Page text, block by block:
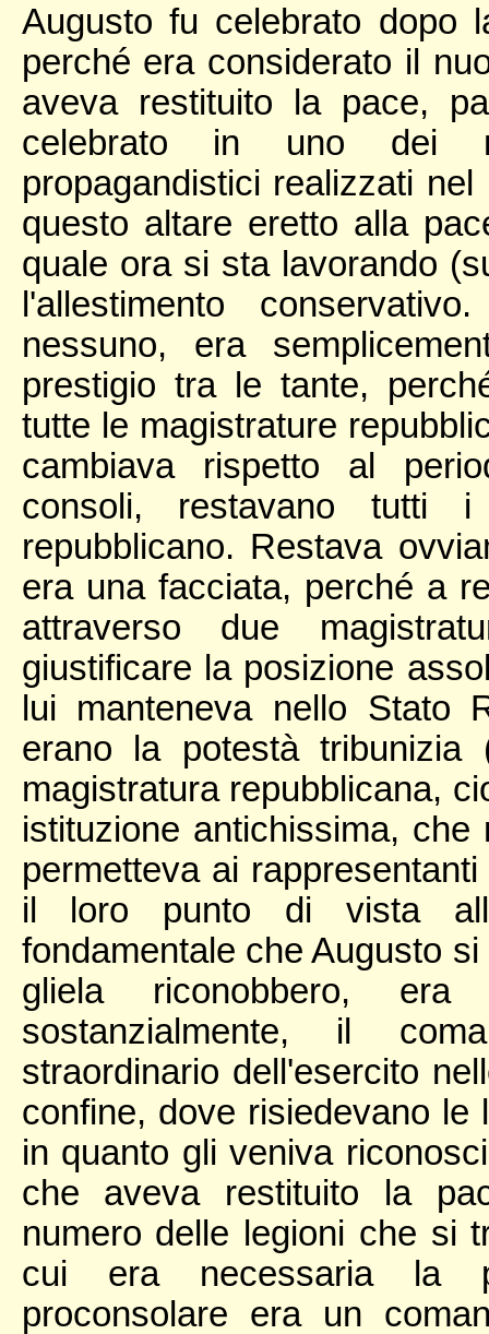
Augusto fu celebrato dopo
perché era considerato il
aveva restituito la pace,
celebrato in uno dei
propagandistici realizzati
questo altare eretto alla
quale ora si sta lavorando
l'allestimento
nessuno, era
prestigio tra le tante,
tutte le magistrature
cambiava rispetto al
consoli, restavano tutti i
repubblicano. Restava
era una facciata, perché a
attraverso due
giustificare la posizione
lui manteneva nello Stato
erano la potestà tribunizia
magistratura repubblicana,
istituzione antichissima,
permetteva ai
il loro punto di vista
fondamentale che Augusto
gliela riconobbero, era
sostanzialmente, il
straordinario dell'esercito
confine, dove risiedevano le
in quanto gli veniva
che aveva restituito la
numero delle legioni che si
cui era necessaria la
proconsolare era un